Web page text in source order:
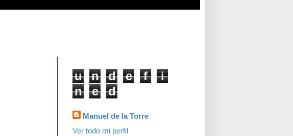
u n d e f
i
n
e d
Manuel de la Torre
Ver todo mi perfil